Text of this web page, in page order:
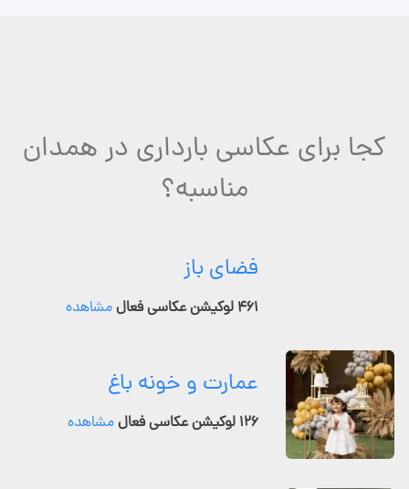
کجا برای عکاسی بارداری در همدان
مناسبه؟
فضای باز
۴۶۱ لوکیشن عکاسی فعال مشاهده
عمارت و خونه باغ
۱۲۶ لوکیشن عکاسی فعال مشاهده